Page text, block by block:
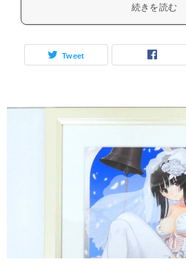
続きを読む
Tweet